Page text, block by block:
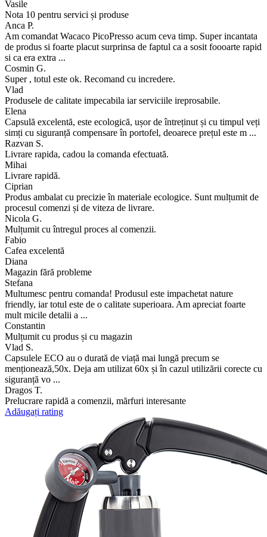
Recenzie:
Imagini (opțional)
+
Notă:
Adaugă recenzie
Cumpărăturile certificate de clienții noștri
Vasile
Nota 10 pentru servici și produse
Anca P.
Am comandat Wacaco PicoPresso acum ceva timp. Super incantata
de produs si foarte placut surprinsa de faptul ca a sosit foooarte rapid
si ca era extra ...
Cosmin G.
Super , totul este ok. Recomand cu incredere.
Vlad
Produsele de calitate impecabila iar serviciile ireprosabile.
Elena
Capsulă excelentă, este ecologică, ușor de întreținut și cu timpul veți
simți cu siguranță compensare în portofel, deoarece prețul este m ...
Razvan S.
Livrare rapida, cadou la comanda efectuată.
Mihai
Livrare rapidă.
Ciprian
Produs ambalat cu precizie în materiale ecologice. Sunt mulțumit de
procesul comenzi și de viteza de livrare.
Nicola G.
Mulțumit cu întregul proces al comenzii.
Fabio
Magazin fără probleme
Multumesc pentru comanda! Produsul este impachetat nature
friendly, iar totul este de o calitate superioara. Am apreciat foarte
mult micile detalii a ...
Mulțumit cu produs și cu magazin
Capsulele ECO au o durată de viață mai lungă precum se